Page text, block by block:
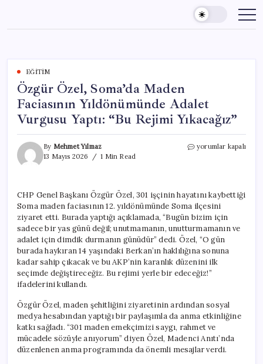
content
EĞITIM
Özgür Özel, Soma’da Maden
Faciasının Yıldönümünde Adalet
Vurgusu Yaptı: “Bu Rejimi Yıkacağız”
By Mehmet Yılmaz
13 Mayıs 2026
1 Min Read
Özgür
Yıldönümünde
Adalet
Vurgusu
Yaptı:
“Bu
Rejimi
Yıkacağız”
için
yorumlar kapalı
CHP Genel Başkanı Özgür Özel, 301 işçinin hayatını kaybettiği
Soma maden faciasının 12. yıldönümünde Soma ilçesini
ziyaret etti. Burada yaptığı açıklamada, “Bugün bizim için
sadece bir yas günü değil; unutmamanın, unutturmamanın ve
adalet için dimdik durmanın günüdür” dedi. Özel, “O gün
burada haykıran 14 yaşındaki Berkan’ın haklılığına sonuna
kadar sahip çıkacak ve bu AKP’nin karanlık düzenini ilk
seçimde değiştireceğiz. Bu rejimi yerle bir edeceğiz!”
ifadelerini kullandı.
Özgür Özel, maden şehitliğini ziyaretinin ardından sosyal
medya hesabından yaptığı bir paylaşımla da anma etkinliğine
katkı sağladı. “301 maden emekçimizi saygı, rahmet ve
mücadele sözüyle anıyorum” diyen Özel, Madenci Anıtı’nda
düzenlenen anma programında da önemli mesajlar verdi.